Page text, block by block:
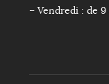
– Vendredi : de 9